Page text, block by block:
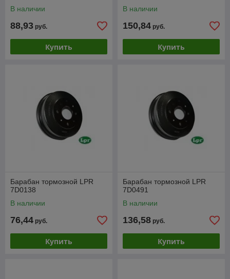
В наличии
88,93 руб.
Купить
В наличии
150,84 руб.
Купить
Барабан тормозной LPR
7D0138
В наличии
76,44 руб.
Купить
Барабан тормозной LPR
7D0491
В наличии
136,58 руб.
Купить